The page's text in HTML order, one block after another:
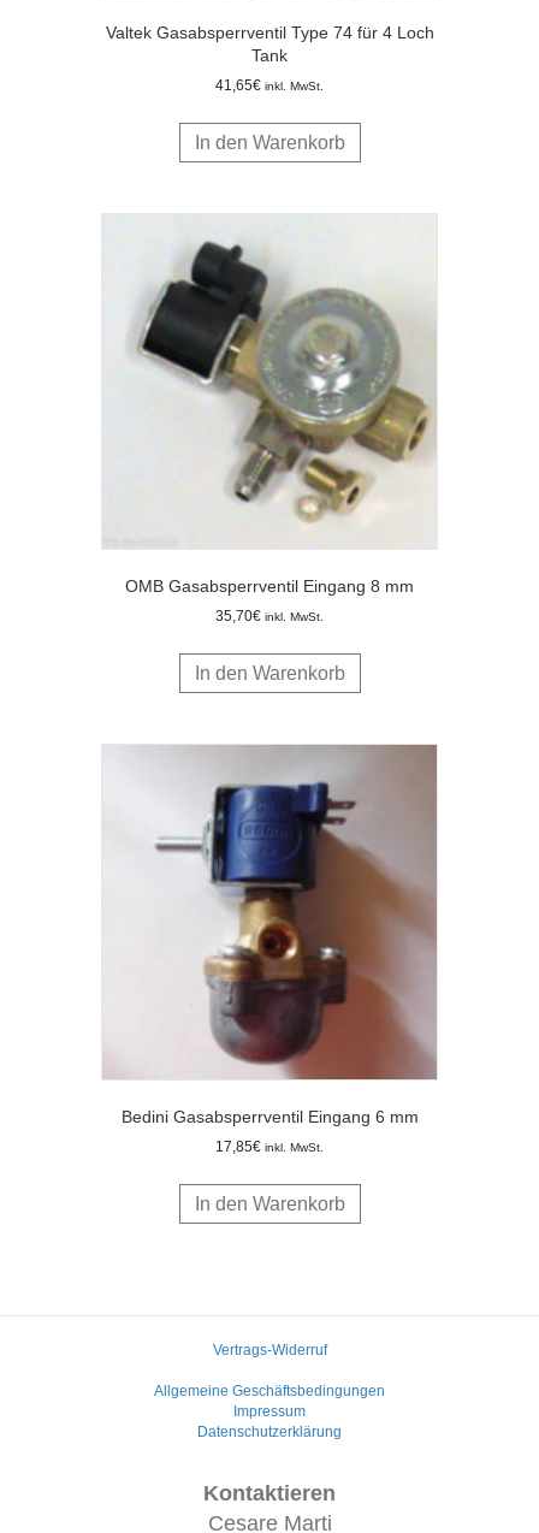
Valtek Gasabsperrventil Type 74 für 4 Loch
Tank
41,65€ inkl. MwSt.
In den Warenkorb
OMB Gasabsperrventil Eingang 8 mm
35,70€ inkl. MwSt.
In den Warenkorb
Bedini Gasabsperrventil Eingang 6 mm
17,85€ inkl. MwSt.
In den Warenkorb
Vertrags-Widerruf
Allgemeine Geschäftsbedingungen
Impressum
Datenschutzerklärung
Kontaktieren
Cesare Marti